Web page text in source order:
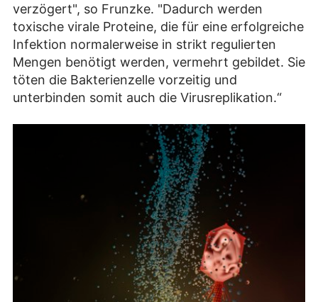
verzögert", so Frunzke. "Dadurch werden
toxische virale Proteine, die für eine erfolgreiche
Infektion normalerweise in strikt regulierten
Mengen benötigt werden, vermehrt gebildet. Sie
töten die Bakterienzelle vorzeitig und
unterbinden somit auch die Virusreplikation.“